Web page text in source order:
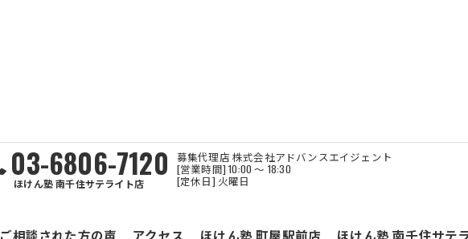
03-6806-7120
ほけん塾 南千住サテライト店
募集代理店 株式会社アドバンスエイジェント
[営業時間] 10:00 ～ 18:30
[定休日] 火曜日
ご相談された方の声 アクセス ほけん塾 町屋駅前店 ほけん塾 南千住サテ